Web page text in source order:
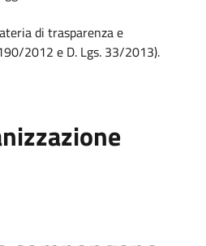
di trasparenza e
2012 e D. Lgs. 33/2013).